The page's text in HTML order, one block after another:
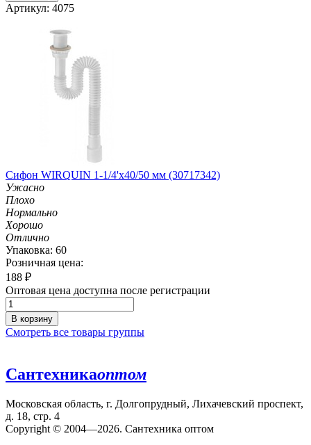
Артикул: 4075
Сифон WIRQUIN 1-1/4'х40/50 мм (30717342)
Ужасно
Плохо
Нормально
Хорошо
Отлично
Упаковка: 60
Розничная цена:
188 ₽
Оптовая цена доступна после регистрации
В корзину
Смотреть все товары группы
Сантехникаоптом
Московская область, г. Долгопрудный, Лихачевский проспект,
д. 18, стр. 4
Copyright © 2004—2026. Сантехника оптом